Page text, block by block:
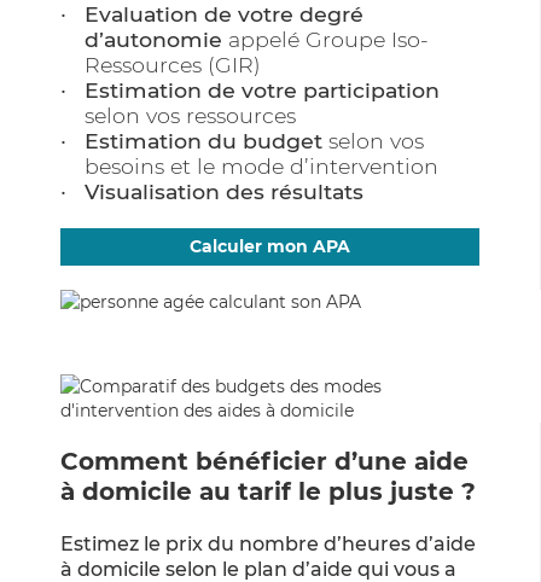
Evaluation de votre degré
d’autonomie appelé Groupe Iso-
Ressources (GIR)
Estimation de votre participation
selon vos ressources
Estimation du budget selon vos
besoins et le mode d’intervention
Visualisation des résultats
Calculer mon APA
Comment bénéficier d’une aide
à domicile au tarif le plus juste ?
Estimez le prix du nombre d’heures d’aide
à domicile selon le plan d’aide qui vous a